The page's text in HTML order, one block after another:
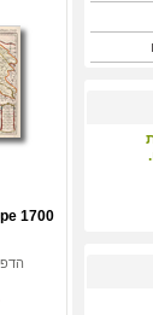
1700